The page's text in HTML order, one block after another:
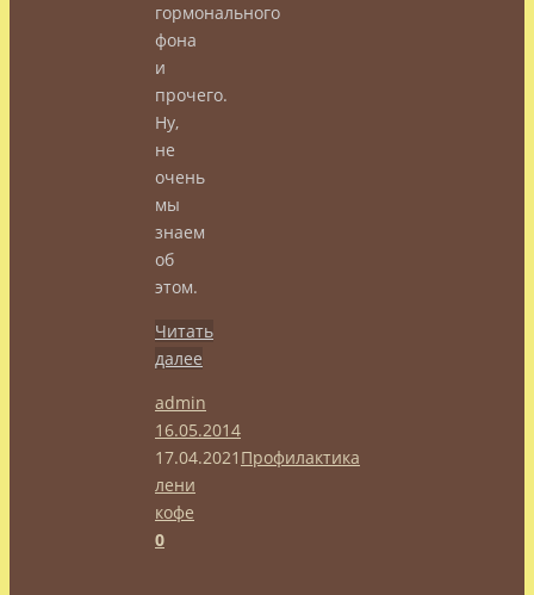
гормонального
фона
и
прочего.
Ну,
не
очень
мы
знаем
об
этом.
Читать
далее
admin
16.05.2014
17.04.2021 Профилактика
лени
кофе
0